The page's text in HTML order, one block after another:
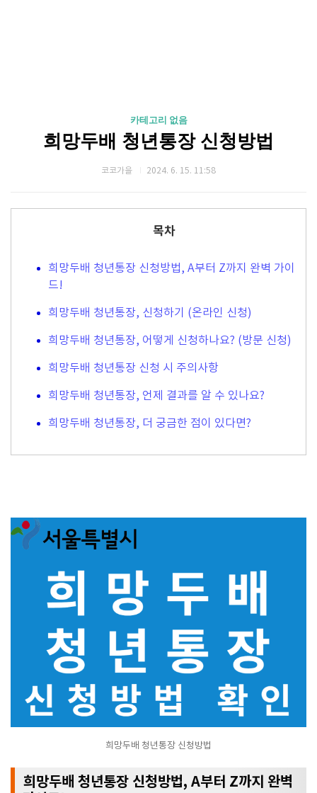
카테고리 없음
희망두배 청년통장 신청방법
코코가을 2024. 6. 15. 11:58
목차
희망두배 청년통장 신청방법, A부터 Z까지 완벽 가이
드!
희망두배 청년통장, 신청하기 (온라인 신청)
희망두배 청년통장, 어떻게 신청하나요? (방문 신청)
희망두배 청년통장 신청 시 주의사항
희망두배 청년통장, 언제 결과를 알 수 있나요?
희망두배 청년통장, 더 궁금한 점이 있다면?
희망두배 청년통장 신청방법
희망두배 청년통장 신청방법, A부터 Z까지 완벽